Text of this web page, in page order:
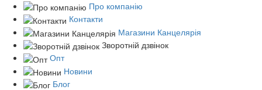
Про компанію
Контакти
Магазини Канцелярія
Зворотній дзвінок
Опт
Новини
Блог